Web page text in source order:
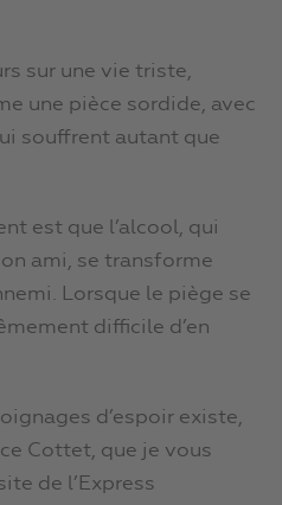
sur une vie triste,
une pièce sordide, avec
souffrent autant que
est que l’alcool, qui
ami, se transforme
Lorsque le piège se
difficile d’en
d’espoir existe,
Cottet, que je vous
de l’Express